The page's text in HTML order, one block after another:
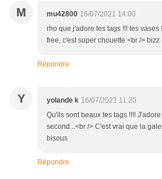
M mu42800 16/07/2021 14:00
rho que j'adore tes tags !!! tes vases
free, c'est super chouette <br /> bizz
Répondre
Y yolande k 16/07/2021 11:20
Qu'ils sont beaux tes tags !!!!
second...<br /> C'est vrai que la
bisous
Répondre